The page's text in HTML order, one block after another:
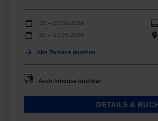
Durchführungen
Veranstaltungsdatum
19. – 20.08.2026
16. – 17.09.2026
Alle Termine ansehen
Auch Inhouse buchbar
DETAILS &